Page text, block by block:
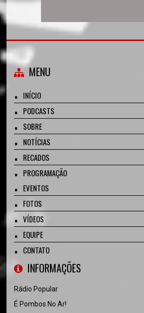
MENU
INÍCIO
PODCASTS
SOBRE
NOTÍCIAS
RECADOS
PROGRAMAÇÃO
EVENTOS
FOTOS
VÍDEOS
EQUIPE
CONTATO
INFORMAÇÕES
Rádio Popular
É Pombos No Ar!